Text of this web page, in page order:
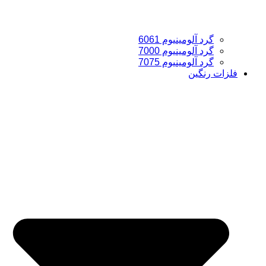
گرد آلومینیوم 6061
گرد آلومینیوم 7000
گرد آلومینیوم 7075
فلزات رنگین